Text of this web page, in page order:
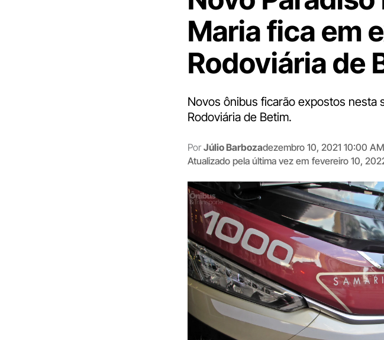
Maria fica em
Rodoviária de
Novos ônibus ficarão expostos nesta
Rodoviária de Betim.
Por Júlio Barbozadezembro 10, 2021 10:00 AM
Atualizado pela última vez em fevereiro 10,